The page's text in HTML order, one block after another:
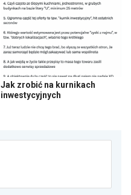
Jak zrobić na kurnikach
inwestycyjnych